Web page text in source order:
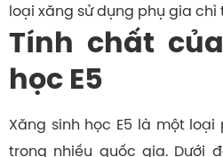
loại xăng sử dụng phụ gia chì
Tính chất
học E5
Xăng sinh học E5 là một
trong nhiều quốc gia. Dưới